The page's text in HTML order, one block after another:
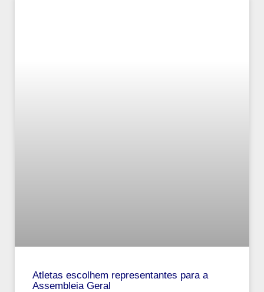
Atletas escolhem representantes para a
Assembleia Geral